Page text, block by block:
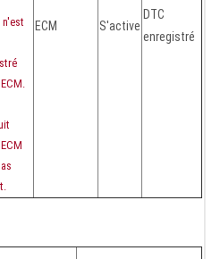
n'est
ECM S'active
DTC
enregistré